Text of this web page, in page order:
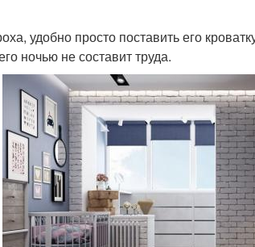
удобно просто поставить его
ночью не составит труда.